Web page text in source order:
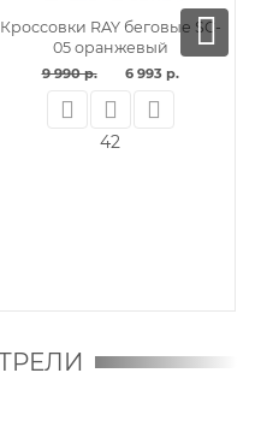
Кроссовки RAY беговые SC-
05 оранжевый
9 990 р. 6 993 р.
42